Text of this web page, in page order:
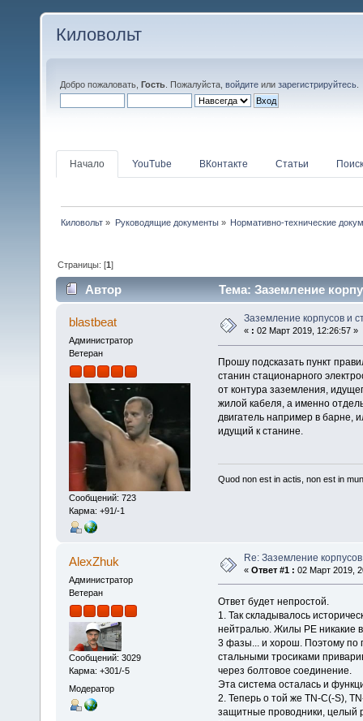
Киловольт
Добро пожаловать, Гость . Пожалуйста, войдите или зарегистрируйтесь
Начало YouTube ВКонтакте Статьи Поиск
Киловольт » Руководящие документы» Нормативно-технические
Страницы: [1]
Автор Тема: Заземление
blastbeat
Администратор
Ветеран
Сообщений: 723
Карма: +91/-1
Заземление корпусов и
« : 02 Март 2019, 12:26:57 »
Прошу подсказать пункт
станин стационарного
от контура заземления,
жилой кабеля, а именно
двигатель например в барне,
идущий к станине.
Quod non est in actis, non est in
AlexZhuk
Администратор
Ветеран
Сообщений: 3029
Карма: +301/-5
Модератор
Re: Заземление
« Ответ #1 : 02 Март 2019,
Ответ будет непростой.
1. Так складывалось
нейтралью. Жилы РЕ никакие в
3 фазы... и хорош. Поэтому по
стальными тросиками
через болтовое соединение.
Эта система осталась и
2. Теперь о той же TN-С(-S),
защитные проводники, целый